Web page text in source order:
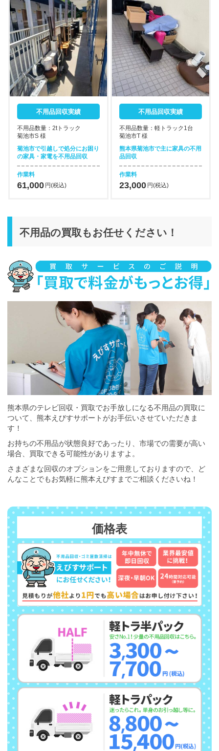
不用品回収実績
不用品数量：2tトラック
菊池市S 様
菊池市で引越しで処分にお困り
の家具・家電を不用品回収
作業料
61,000 円(税込)
不用品回収実績
不用品数量：軽トラック1台
菊池市T 様
熊本県菊池市で主に家具の不用
品回収
作業料
23,000 円(税込)
不用品の買取もお任せください！
熊本県のテレビ回収・買取でお手放しになる不用品の買取に
ついて、熊本えびすサポートがお手伝いさせていただきま
す！
お持ちの不用品が状態良好であったり、市場での需要が高い
場合、買取できる可能性がありますよ。
さまざまな回収のオプションをご用意しておりますので、ど
んなことでもお気軽に熊本えびすまでご相談くださいね！
価格表